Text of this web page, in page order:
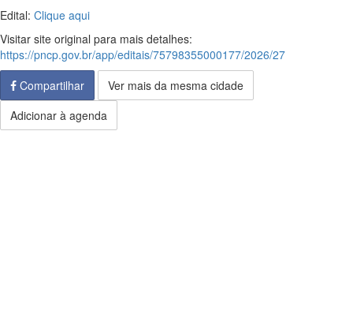
Edital: Clique aqui
Visitar site original para mais detalhes:
https://pncp.gov.br/app/editais/75798355000177/2026/27
Compartilhar
Ver mais da mesma cidade
Adicionar à agenda